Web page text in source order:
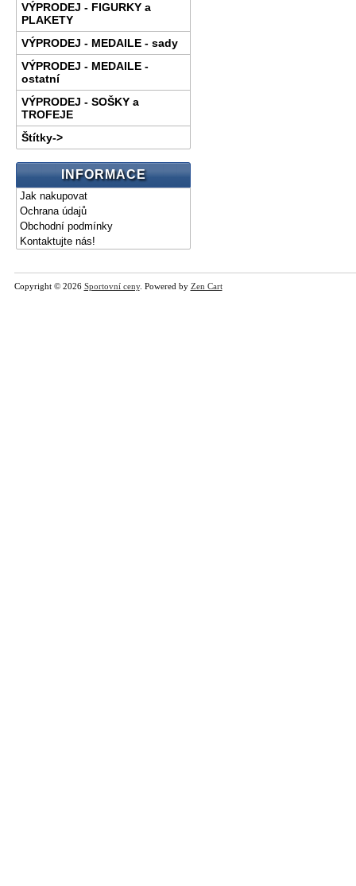
VÝPRODEJ - FIGURKY a
PLAKETY
VÝPRODEJ - MEDAILE - sady
VÝPRODEJ - MEDAILE -
ostatní
VÝPRODEJ - SOŠKY a
TROFEJE
Štítky->
INFORMACE
Jak nakupovat
Ochrana údajů
Obchodní podmínky
Kontaktujte nás!
Copyright © 2026 Sportovní ceny. Powered by Zen Cart